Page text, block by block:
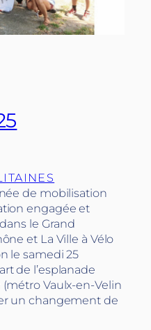
de mobilisation
engagée et
le Grand
et La Ville à Vélo
le samedi 25
de l’esplanade
Vaulx-en-Velin
un changement de